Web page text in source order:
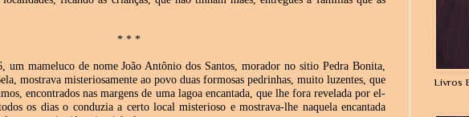
* * *
um mameluco de nome João Antônio dos Santos, morador no sitio Pedra Bonita,
mostrava misteriosamente ao povo duas formosas pedrinhas, muito luzentes, que
encontrados nas margens de uma lagoa encantada, que lhe fora revelada por el-
os dias o conduzia a certo local misterioso e mostrava-lhe naquela encantada
Livros